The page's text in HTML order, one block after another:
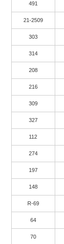
491
21-2509
303
314
208
216
309
327
112
274
197
148
R-69
64
70